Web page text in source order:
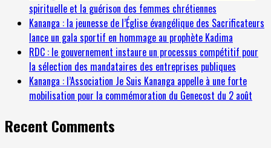
spirituelle et la guérison des femmes chrétiennes
Kananga : la jeunesse de l’Église évangélique des Sacrificateurs
lance un gala sportif en hommage au prophète Kadima
RDC : le gouvernement instaure un processus compétitif pour
la sélection des mandataires des entreprises publiques
Kananga : l’Association Je Suis Kananga appelle à une forte
mobilisation pour la commémoration du Genecost du 2 août
Recent Comments